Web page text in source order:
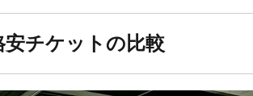
チケットの比較